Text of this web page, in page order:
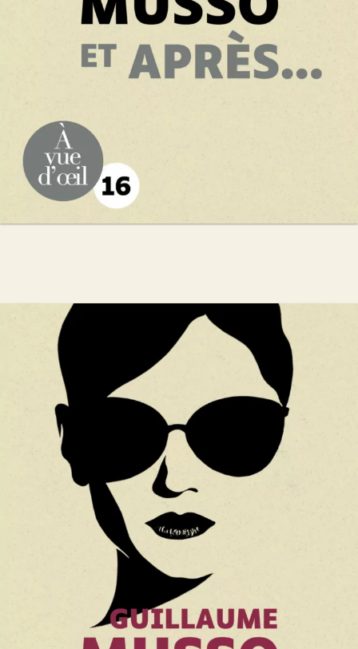
Seras-tu là ?
Guillaume Musso
27€